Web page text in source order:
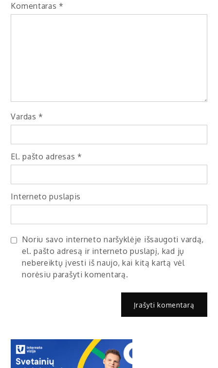
Komentaras *
Vardas *
El. pašto adresas *
Interneto puslapis
Noriu savo interneto naršyklėje išsaugoti vardą,
el. pašto adresą ir interneto puslapį, kad jų
nebereiktų įvesti iš naujo, kai kitą kartą vėl
norėsiu parašyti komentarą.